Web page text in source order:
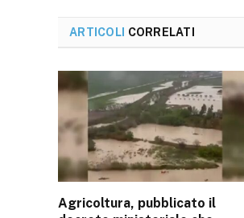
ARTICOLI CORRELATI
Agricoltura, pubblicato il